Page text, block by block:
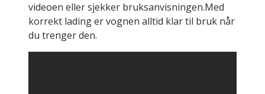
videoen eller sjekker bruksanvisningen.Med
korrekt lading er vognen alltid klar til bruk når
du trenger den.